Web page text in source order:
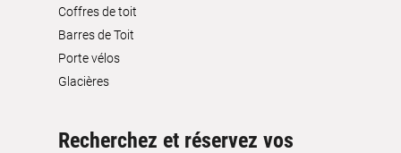
Coffres de toit
Barres de Toit
Porte vélos
Glacières
Recherchez et réservez vos